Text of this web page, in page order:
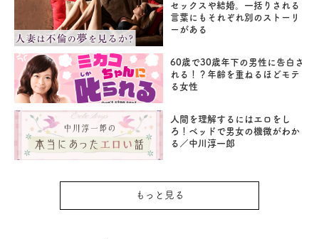
セックスや結婚。一括りされる
言葉にもそれぞれ別のストーリ
ーがある
60歳で30歳年下の男性に告白さ
れる！？年齢を重ねるほどモテ
る女性
人間を理解するにはエロをし
ろ！ベッドで男女の機微がわか
る／中川淳一郎
もっと見る